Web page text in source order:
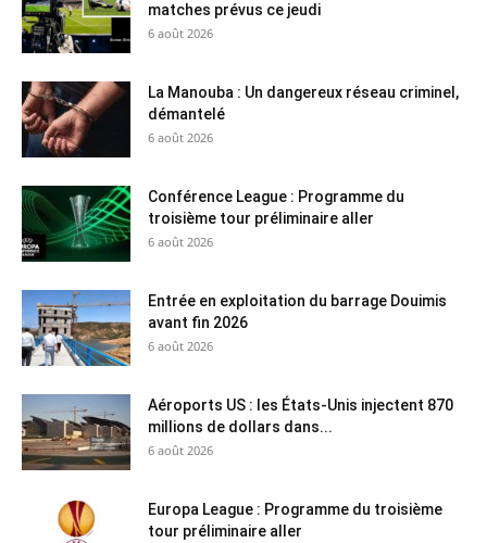
matches prévus ce jeudi
6 août 2026
La Manouba : Un dangereux réseau criminel,
démantelé
6 août 2026
Conférence League : Programme du
troisième tour préliminaire aller
6 août 2026
Entrée en exploitation du barrage Douimis
avant fin 2026
6 août 2026
Aéroports US : les États-Unis injectent 870
millions de dollars dans...
6 août 2026
Europa League : Programme du troisième
tour préliminaire aller